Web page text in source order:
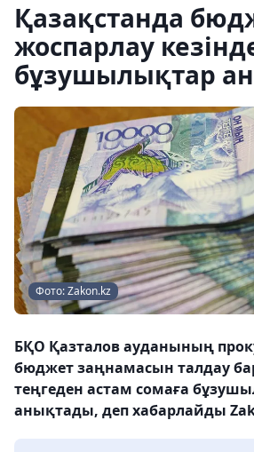
Қазақстанда
жоспарлау
бұзушылықтар
Фото: Zakon.kz
БҚО Қазталов ауданының
бюджет заңнамасын талдау
теңгеден астам сомаға
анықтады, деп хабарлайды